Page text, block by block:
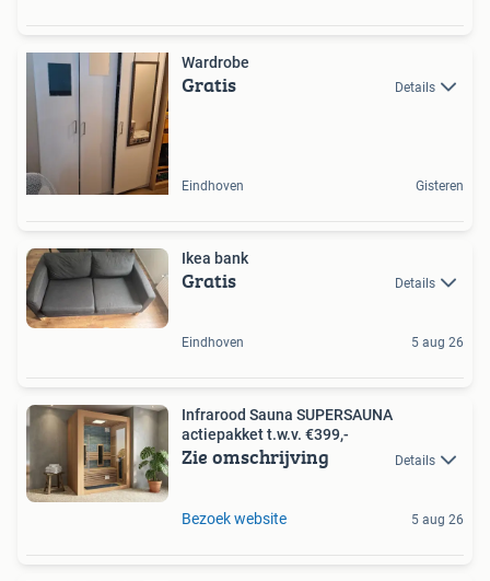
Wardrobe
Gratis Details
Eindhoven Gisteren
Ikea bank
Gratis Details
Eindhoven 5 aug 26
Infrarood Sauna SUPERSAUNA
actiepakket t.w.v. €399,-
Zie omschrijving Details
Bezoek website 5 aug 26